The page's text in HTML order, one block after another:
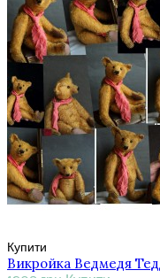
Купити
Викройка Ведмедя